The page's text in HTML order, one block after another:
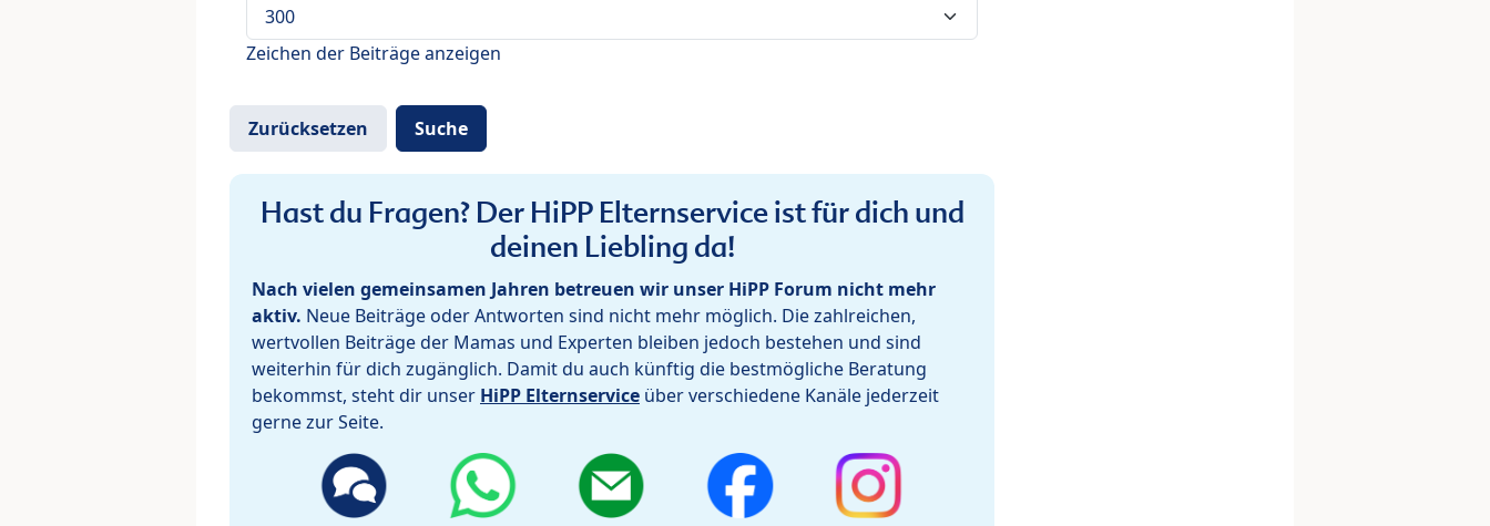
Zeichen der Beiträge anzeigen
Hast du Fragen? Der HiPP Elternservice ist für dich und
deinen Liebling da!
Nach vielen gemeinsamen Jahren betreuen wir unser HiPP Forum nicht mehr
aktiv. Neue Beiträge oder Antworten sind nicht mehr möglich. Die zahlreichen,
wertvollen Beiträge der Mamas und Experten bleiben jedoch bestehen und sind
weiterhin für dich zugänglich. Damit du auch künftig die bestmögliche Beratung
bekommst, steht dir unser HiPP Elternservice über verschiedene Kanäle jederzeit
gerne zur Seite.